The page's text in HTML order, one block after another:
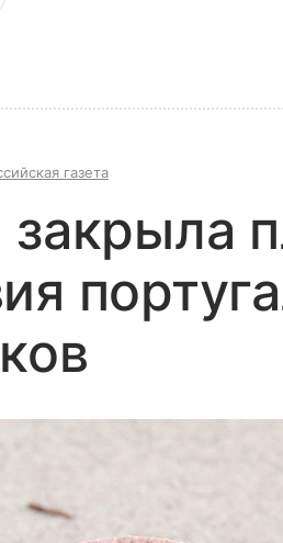
газета
закрыла